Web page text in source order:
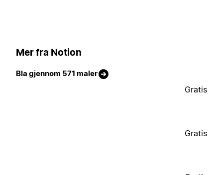
Mer fra Notion
Bla gjennom 571 maler
Gratis
Gratis